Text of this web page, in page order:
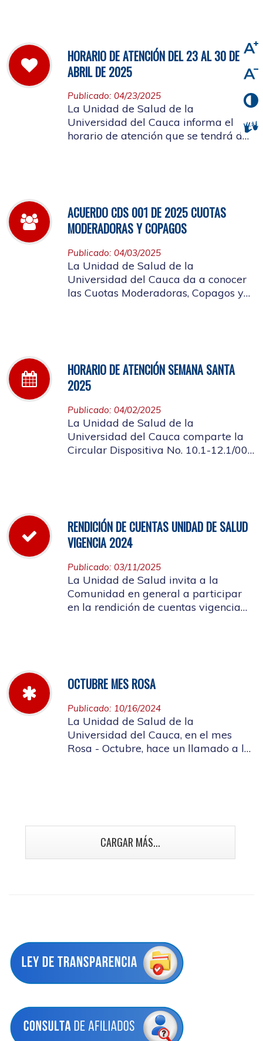
HORARIO DE ATENCIÓN DEL 23 AL 30 DE
ABRIL DE 2025
Publicado: 04/23/2025
La Unidad de Salud de la
Universidad del Cauca informa el
horario de atención que se tendrá del
ACUERDO CDS 001 DE 2025 CUOTAS
MODERADORAS Y COPAGOS
Publicado: 04/03/2025
La Unidad de Salud de la
Universidad del Cauca da a conocer
las Cuotas Moderadoras, Copagos y
HORARIO DE ATENCIÓN SEMANA SANTA
2025
Publicado: 04/02/2025
La Unidad de Salud de la
Universidad del Cauca comparte la
Circular Dispositiva No. 10.1-12.1/002
RENDICIÓN DE CUENTAS UNIDAD DE SALUD
VIGENCIA 2024
Publicado: 03/11/2025
La Unidad de Salud invita a la
Comunidad en general a participar
en la rendición de cuentas vigencia
OCTUBRE MES ROSA
Publicado: 10/16/2024
La Unidad de Salud de la
Universidad del Cauca, en el mes
Rosa - Octubre, hace un llamado a la
CARGAR MÁS...